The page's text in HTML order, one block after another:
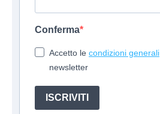
Conferma
Accetto le condizioni generali
newsletter
ISCRIVITI